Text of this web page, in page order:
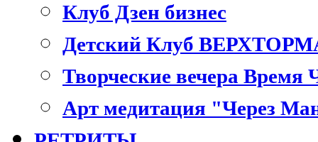
Клуб Дзен бизнес
Детский Клуб
Творческие вечера
Арт медитация "Через